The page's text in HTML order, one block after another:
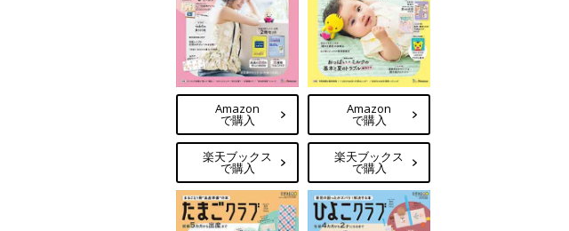
Amazon
で購入
楽天ブックス
で購入
Amazon
で購入
楽天ブックス
で購入